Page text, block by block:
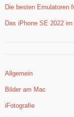
Die besten Emulatoren
Das iPhone SE 2022
Allgemein
Bilder am Mac
iFotografie